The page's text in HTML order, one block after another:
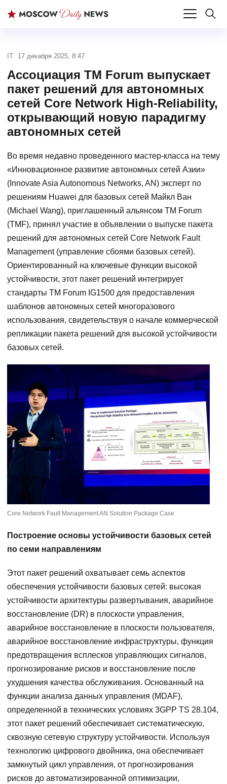
IT 17 декабря 2025, 8:47
Ассоциация TM Forum выпускает
пакет решений для автономных
сетей Core Network High-Reliability,
открывающий новую парадигму
автономных сетей
Во время недавно проведенного мастер-класса на тему
«Инновационное развитие автономных сетей Азии»
(Innovate Asia Autonomous Networks, AN) эксперт по
решениям Huawei для базовых сетей Майкл Ван
(Michael Wang), приглашенный альянсом TM Forum
(TMF), принял участие в объявлении о выпуске пакета
решений для автономных сетей Core Network Fault
Management (управление сбоями базовых сетей).
Ориентированный на ключевые функции высокой
устойчивости, этот пакет решений интегрирует
стандарты TM Forum IG1500 для предоставления
шаблонов автономных сетей многоразового
использования, свидетельствуя о начале коммерческой
репликации пакета решений для высокой устойчивости
базовых сетей.
Core Network Fault Management AN Solution Package Case
Построение основы устойчивости базовых сетей
по семи направлениям
Этот пакет решений охватывает семь аспектов
обеспечения устойчивости базовых сетей: высокая
устойчивости архитектуры развертывания, аварийное
восстановление (DR) в плоскости управления,
аварийное восстановление в плоскости пользователя,
аварийное восстановление инфраструктуры, функция
предотвращения всплесков управляющих сигналов,
прогнозирование рисков и восстановление после
ухудшения качества обслуживания. Основанный на
функции анализа данных управления (MDAF),
определенной в технических условиях 3GPP TS 28.104,
этот пакет решений обеспечивает систематическую,
сквозную сетевую структуру устойчивости. Используя
технологию цифрового двойника, она обеспечивает
замкнутый цикл управления, от прогнозирования
рисков до автоматизированной оптимизации,